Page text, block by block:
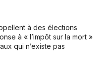
à des élections
à « l’impôt sur la mort »
qui n’existe pas